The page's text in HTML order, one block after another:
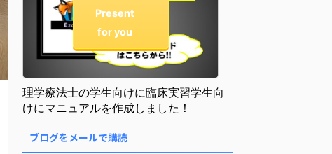
Present
for you
理学療法士の学生向けに臨床実習学生向
けにマニュアルを作成しました！
ブログをメールで購読